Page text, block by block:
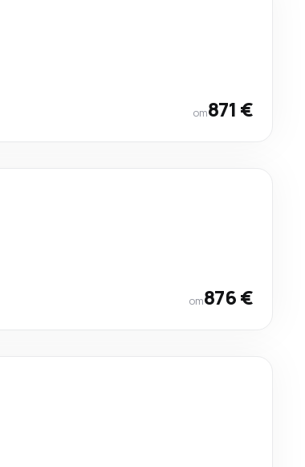
от871 €
от876 €